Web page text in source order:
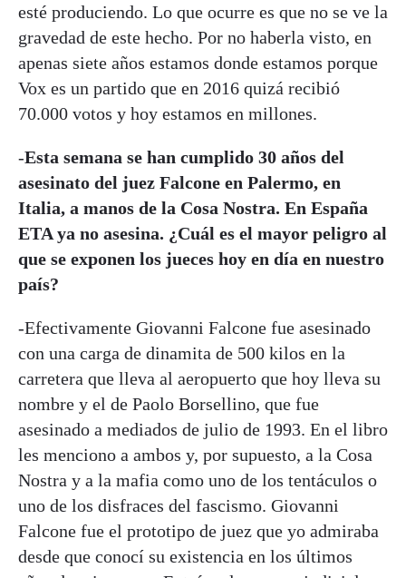
esté produciendo. Lo que ocurre es que no se ve la
gravedad de este hecho. Por no haberla visto, en
apenas siete años estamos donde estamos porque
Vox es un partido que en 2016 quizá recibió
70.000 votos y hoy estamos en millones.
-Esta semana se han cumplido 30 años del
asesinato del juez Falcone en Palermo, en
Italia, a manos de la Cosa Nostra. En España
ETA ya no asesina. ¿Cuál es el mayor peligro al
que se exponen los jueces hoy en día en nuestro
país?
-Efectivamente Giovanni Falcone fue asesinado
con una carga de dinamita de 500 kilos en la
carretera que lleva al aeropuerto que hoy lleva su
nombre y el de Paolo Borsellino, que fue
asesinado a mediados de julio de 1993. En el libro
les menciono a ambos y, por supuesto, a la Cosa
Nostra y a la mafia como uno de los tentáculos o
uno de los disfraces del fascismo. Giovanni
Falcone fue el prototipo de juez que yo admiraba
desde que conocí su existencia en los últimos